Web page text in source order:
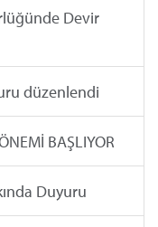
Devir
düzenlendi
BAŞLIYOR
Duyuru